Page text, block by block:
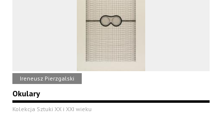
Ireneusz Pierzgalski
Okulary
Kolekcja Sztuki XX i XXI wieku